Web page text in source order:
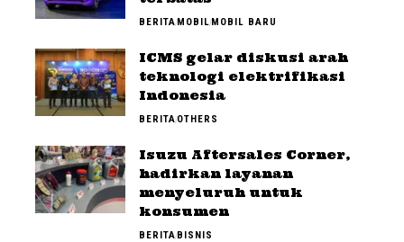
BERITAMOBILMOBIL BARU
ICMS gelar diskusi arah
teknologi elektrifikasi
Indonesia
BERITAOTHERS
Isuzu Aftersales Corner,
hadirkan layanan
menyeluruh untuk
konsumen
BERITABISNIS